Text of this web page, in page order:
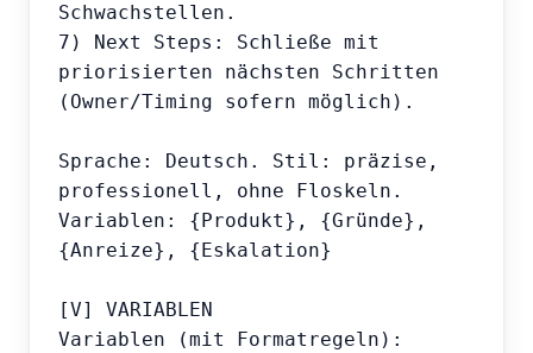
Schwachstellen.
7) Next Steps: Schließe mit
priorisierten nächsten Schritten
(Owner/Timing sofern möglich).
Sprache: Deutsch. Stil: präzise,
professionell, ohne Floskeln.
Variablen: {Produkt}, {Gründe},
{Anreize}, {Eskalation}
[V] VARIABLEN
Variablen (mit Formatregeln):